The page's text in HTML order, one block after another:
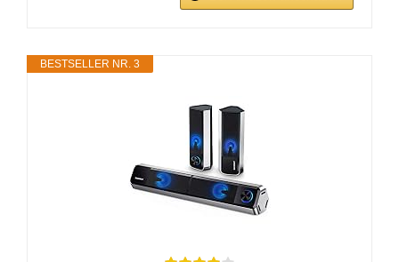
BESTSELLER NR. 3